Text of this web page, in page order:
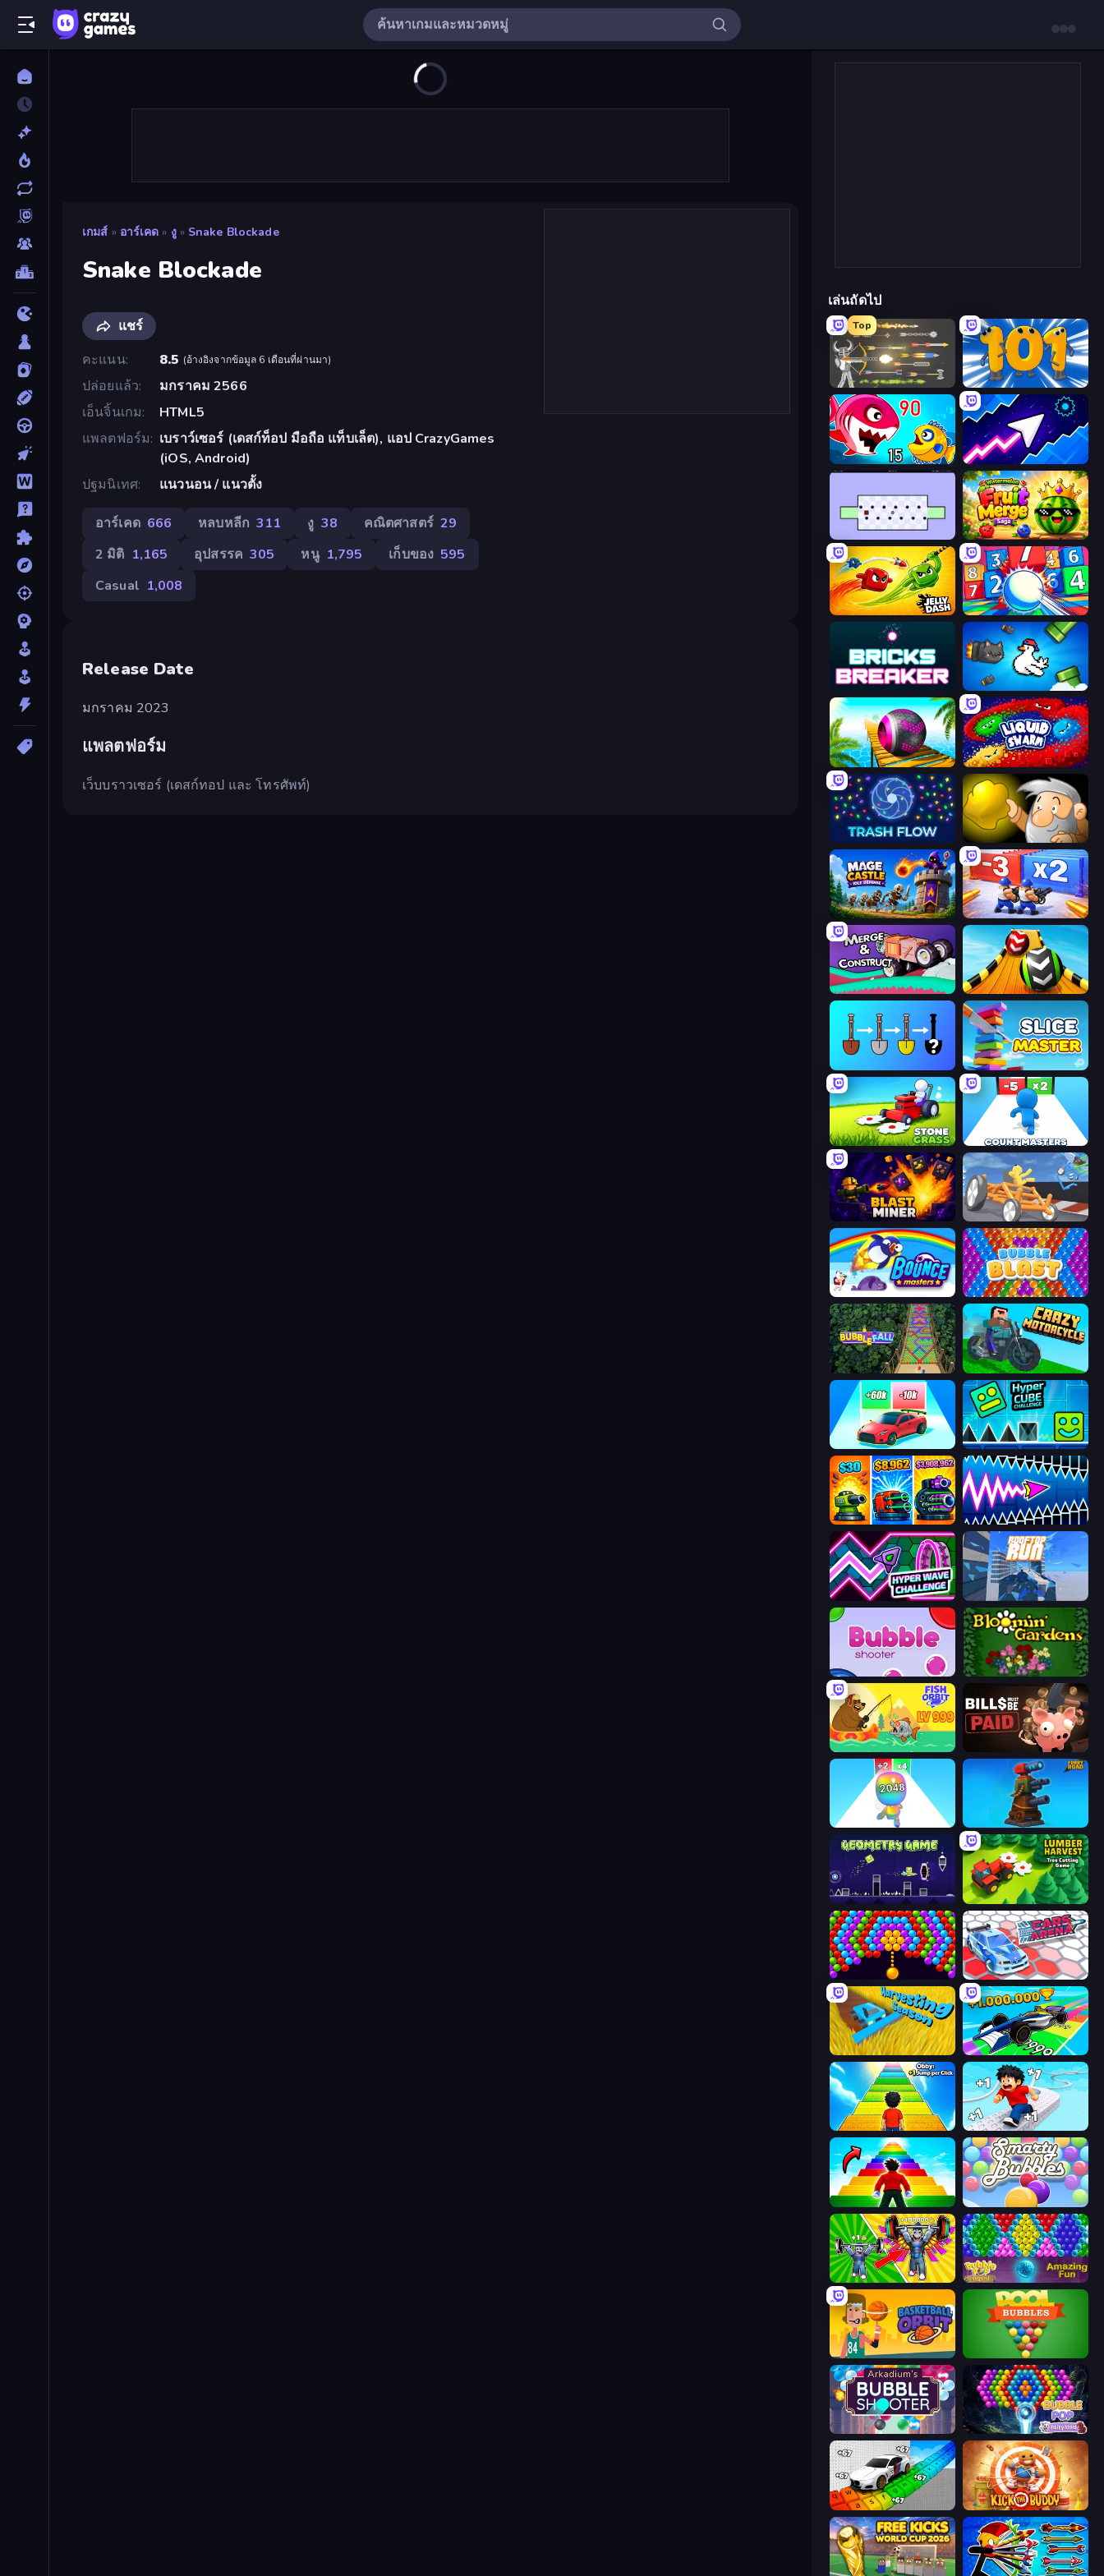
เกมส์ » อาร์เคด » งู » Snake Blockade
Snake Blockade
แชร์
คะแนน
8.5 (อ้างอิงจากข้อมูล 6 เดือนที่ผ่านมา)
ปล่อยแล้ว
มกราคม 2566
เอ็นจิ้นเกม
HTML5
แพลตฟอร์ม
เบราว์เซอร์ (เดสก์ท็อป มือถือ แท็บเล็ต), แอป CrazyGames
(iOS, Android)
ปฐมนิเทศ
แนวนอน / แนวตั้ง
อาร์เคด 666 หลบหลีก 311 งู 38 คณิตศาสตร์ 29
2 มิติ 1,165 อุปสรรค 305 หนู 1,795 เก็บของ 595
Casual 1,008
Release Date
มกราคม 2023
แพลตฟอร์ม
เว็บบราวเซอร์ (เดสก์ทอป และ โทรศัพท์)
เล่นถัดไป
Top
Ragdoll Archers Numbers Arena
Fish Eat Getting Big Space Waves
Watermelon Fruit Merge Saga
Jelly Dash Entropy
Bricks Breaker Honk
Rolling Balls Sea Race Liquid Swarm
Trash Flow Gold Miner
Mage Castle Idle Defense Battle Brigade
Merge & Construct Sky Balls 3D
Slice Master
Stone Grass: Mowing Simulator
Blast Miner Draw Crash Race
Bouncemasters Bubble Blast
Bubble Fall Crazy Motorcycle
Hyper Cube Challenge
Pumpkin Defense: Merge Cannon Wave Dash: Geometry Arrow
Hyper Wave Challenge Rooftop Run
Bubble Shooter Blooming Gardens
Fish Orbit Bills Must Be Paid
Man Runner 2048 Furry Road
Geometry Game Lumber Harvest: Tree Cutting Game
Bubble Story Cars Arena
Harvesting Season Obby Car Challenge: Drive
Obby: +1 Jump per Click Speed per Click: Obby
Obby Highest Jump Ever Smarty Bubbles
Obby: Gym Simulator, Escape Bubble Pop Legend
Basketball Orbit Pool Bubbles
Bubble Pop Fairyland
Kick the Buddy